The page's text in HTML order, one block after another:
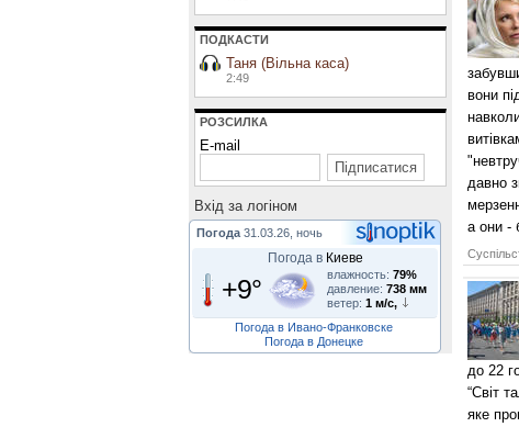
ПОДКАСТИ
Таня (Вільна каса)
2:49
РОЗСИЛКА
E-mail
Вхiд за логiном
Погода 31.03.26, ночь
Погода в Киеве
+9° влажность: 79%
давление: 738 мм
ветер: 1 м/с,
Погода в Ивано-Франковске
Погода в Донецке
вони
давно
а они -
до 22
“Світ
яке